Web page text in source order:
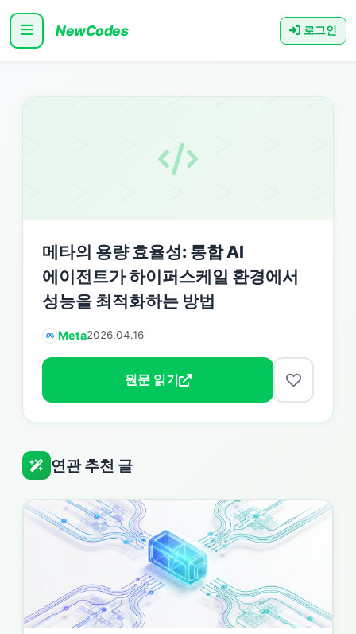
NewCodes 로그인
메타의 용량 효율성: 통합 AI
에이전트가 하이퍼스케일 환경에서
성능을 최적화하는 방법
Meta2026.04.16
원문 읽기
연관 추천 글